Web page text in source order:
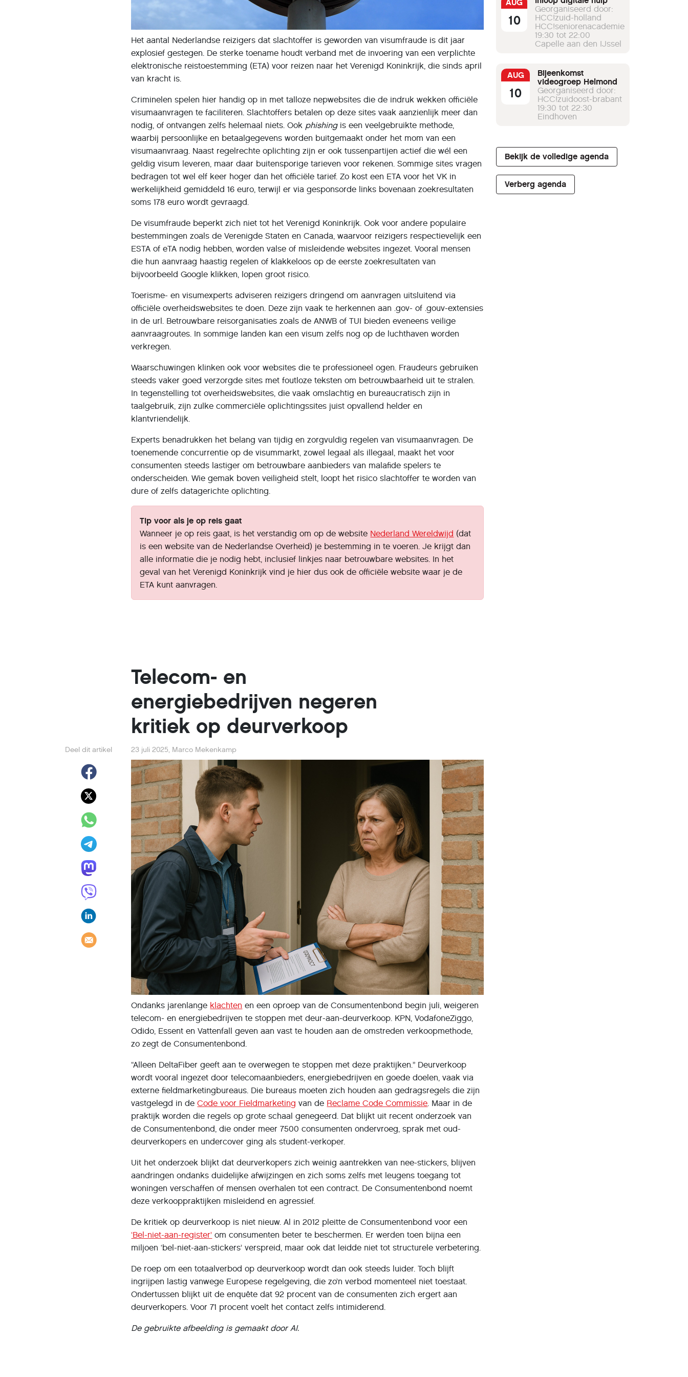
Het aantal Nederlandse reizigers dat slachtoffer is geworden van visumfraude is dit jaar
explosief gestegen. De sterke toename houdt verband met de invoering van een verplichte
elektronische reistoestemming (ETA) voor reizen naar het Verenigd Koninkrijk, die sinds april
van kracht is.
Criminelen spelen hier handig op in met talloze nepwebsites die de indruk wekken officiële
visumaanvragen te faciliteren. Slachtoffers betalen op deze sites vaak aanzienlijk meer dan
nodig, of ontvangen zelfs helemaal niets. Ook phishingis een veelgebruikte methode,
waarbij persoonlijke en betaalgegevens worden buitgemaakt onder het mom van een
visumaanvraag. Naast regelrechte oplichting zijn er ook tussenpartijen actief die wél een
geldig visum leveren, maar daar buitensporige tarieven voor rekenen. Sommige sites vragen
bedragen tot wel elf keer hoger dan het officiële tarief. Zo kost een ETA voor het VK in
werkelijkheid gemiddeld 16 euro, terwijl er via gesponsorde links bovenaan zoekresultaten
soms 178 euro wordt gevraagd.
De visumfraude beperkt zich niet tot het Verenigd Koninkrijk. Ook voor andere populaire
bestemmingen zoals de Verenigde Staten en Canada, waarvoor reizigers respectievelijk een
ESTA of eTA nodig hebben, worden valse of misleidende websites ingezet. Vooral mensen
die hun aanvraag haastig regelen of klakkeloos op de eerste zoekresultaten van
bijvoorbeeld Google klikken, lopen groot risico.
Toerisme- en visumexperts adviseren reizigers dringend om aanvragen uitsluitend via
officiële overheidswebsites te doen. Deze zijn vaak te herkennen aan .gov- of .gouv-extensies
in de url. Betrouwbare reisorganisaties zoals de ANWB of TUI bieden eveneens veilige
aanvraagroutes. In sommige landen kan een visum zelfs nog op de luchthaven worden
verkregen.
Waarschuwingen klinken ook voor websites die te professioneel ogen. Fraudeurs gebruiken
steeds vaker goed verzorgde sites met foutloze teksten om betrouwbaarheid uit te stralen.
In tegenstelling tot overheidswebsites, die vaak omslachtig en bureaucratisch zijn in
taalgebruik, zijn zulke commerciële oplichtingssites juist opvallend helder en
klantvriendelijk.
Experts benadrukken het belang van tijdig en zorgvuldig regelen van visumaanvragen. De
toenemende concurrentie op de visummarkt, zowel legaal als illegaal, maakt het voor
consumenten steeds lastiger om betrouwbare aanbieders van malafide spelers te
onderscheiden. Wie gemak boven veiligheid stelt, loopt het risico slachtoffer te worden van
dure of zelfs datagerichte oplichting.
Tip voor als je op reis gaat
Wanneer je op reis gaat, is het verstandig om op de website Nederland Wereldwijd (dat
is een website van de Nederlandse Overheid) je bestemming in te voeren. Je krijgt dan
alle informatie die je nodig hebt, inclusief linkjes naar betrouwbare websites. In het
geval van het Verenigd Koninkrijk vind je hier dus ook de officiële website waar je de
ETA kunt aanvragen.
Telecom- en
energiebedrijven negeren
kritiek op deurverkoop
Deel dit artikel 23 juli 2025, Marco Mekenkamp
Ondanks jarenlange klachten en een oproep van de Consumentenbond begin juli, weigeren
telecom- en energiebedrijven te stoppen met deur-aan-deurverkoop. KPN, VodafoneZiggo,
Odido, Essent en Vattenfall geven aan vast te houden aan de omstreden verkoopmethode,
zo zegt de Consumentenbond.
“Alleen DeltaFiber geeft aan te overwegen te stoppen met deze praktijken.” Deurverkoop
wordt vooral ingezet door telecomaanbieders, energiebedrijven en goede doelen, vaak via
externe fieldmarketingbureaus. Die bureaus moeten zich houden aan gedragsregels die zijn
vastgelegd in deCode voor Fieldmarketing van de Reclame Code Commissie. Maar in de
praktijk worden die regels op grote schaal genegeerd. Dat blijkt uit recent onderzoek van
de Consumentenbond, die onder meer 7500 consumenten ondervroeg, sprak met oud-
deurverkopers en undercover ging als student-verkoper.
Uit het onderzoek blijkt dat deurverkopers zich weinig aantrekken van nee-stickers, blijven
aandringen ondanks duidelijke afwijzingen en zich soms zelfs met leugens toegang tot
woningen verschaffen of mensen overhalen tot een contract. De Consumentenbond noemt
deze verkooppraktijken misleidend en agressief.
De kritiek op deurverkoop is niet nieuw. Al in 2012 pleitte de Consumentenbond voor een
‘Bel-niet-aan-register’ om consumenten beter te beschermen. Er werden toen bijna een
miljoen ‘bel-niet-aan-stickers’ verspreid, maar ook dat leidde niet tot structurele verbetering.
De roep om een totaalverbod op deurverkoop wordt dan ook steeds luider. Toch blijft
ingrijpen lastig vanwege Europese regelgeving, die zo’n verbod momenteel niet toestaat.
Ondertussen blijkt uit de enquête dat 92 procent van de consumenten zich ergert aan
deurverkopers. Voor 71 procent voelt het contact zelfs intimiderend.
De gebruikte afbeelding is gemaakt door AI.
AUG
10
Georganiseerd door:
HCC!zuid-holland
HCC!seniorenacademie
19:30 tot 22:00
Capelle aan den IJssel
AUG
10
Bijeenkomst
videogroep Helmond
Georganiseerd door:
HCC!zuidoost-brabant
19:30 tot 22:30
Eindhoven
Bekijk de volledige agenda
Verberg agenda